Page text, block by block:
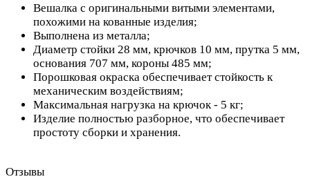
Вешалка с оригинальными витыми элементами,
похожими на кованные изделия;
Выполнена из металла;
Диаметр стойки 28 мм, крючков 10 мм, прутка 5 мм,
основания 707 мм, короны 485 мм;
Порошковая окраска обеспечивает стойкость к
механическим воздействиям;
Максимальная нагрузка на крючок - 5 кг;
Изделие полностью разборное, что обеспечивает
простоту сборки и хранения.
Отзывы